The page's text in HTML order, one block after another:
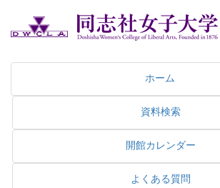
ホーム
資料検索
開館カレンダー
よくある質問